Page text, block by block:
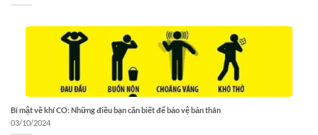
Bí mật về khí CO: Những điều bạn cần biết để bảo vệ bản thân
03/10/2024